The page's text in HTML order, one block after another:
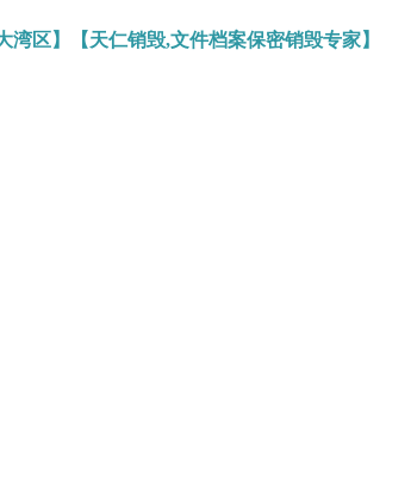
湾区】【天仁销毁,文件档案保密销毁专家】